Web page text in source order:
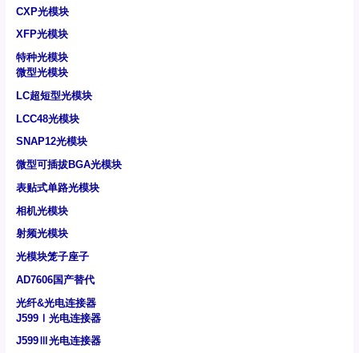
CXP光模块
XFP光模块
特种光模块
微型光模块
LC超短型光模块
LCC48光模块
SNAP12光模块
微型可插拔BGA光模块
表贴式单路光模块
相机光模块
射频光模块
光模块笼子座子
AD7606国产替代
光纤&光电连接器
J599Ⅰ光电连接器
J599Ⅲ光电连接器